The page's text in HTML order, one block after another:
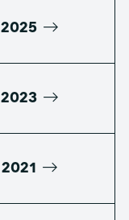
2025
2023
2021